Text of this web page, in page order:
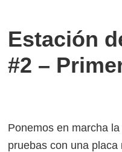
Estación
#2 –
Ponemos en marcha
pruebas con una placa